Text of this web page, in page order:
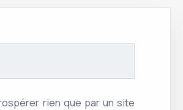
rien que par un site